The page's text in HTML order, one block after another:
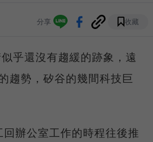
分享 收藏
乎還沒有趨緩的跡象，遠
趨勢，矽谷的幾間科技巨
辦公室工作的時程往後推